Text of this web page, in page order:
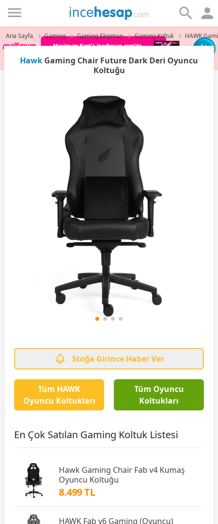
Incehesap
Ana Sayfa Gaming Gaming Ekipman Gaming Koltuk HAWK
Hawk Gaming Chair Future Dark Deri Oyuncu
Koltuğu
Stoğa Girince Haber Ver
Tüm HAWK
Oyuncu Koltukları
Tüm Oyuncu
Koltukları
En Çok Satılan Gaming Koltuk Listesi
Hawk Gaming Chair Fab v4 Kumaş
Oyuncu Koltuğu
8.499 TL
HAWK Fab v6 Gaming (Oyuncu)